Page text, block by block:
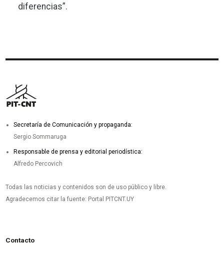
diferencias”.
Secretaría de Comunicación y propaganda:
Sergio Sommaruga
Responsable de prensa y editorial periodística:
Alfredo Percovich
Todas las noticias y contenidos son de uso público y libre.
Agradecemos citar la fuente: Portal PITCNT.UY
Contacto